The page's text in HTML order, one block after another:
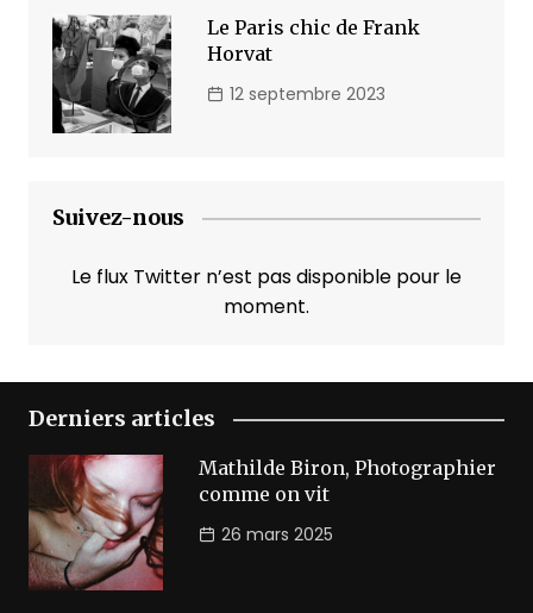
Le Paris chic de Frank
Horvat
12 septembre 2023
Suivez-nous
Le flux Twitter n’est pas disponible pour le
moment.
Derniers articles
Mathilde Biron, Photographier
comme on vit
26 mars 2025